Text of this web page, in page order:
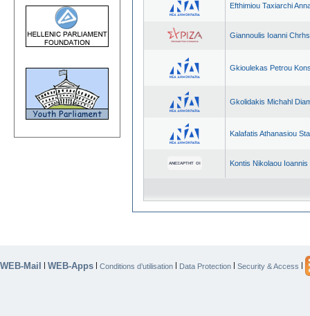
Efthimiou Taxiarchi
Giannoulis Ioanni
Gkioulekas Petrou
Gkolidakis Michahl
Kalafatis Athanasiou
Kontis Nikolaou Ioannis
WEB-Mail | WEB-Apps | Conditions d’utilisation | Data Protection | Security & Access |